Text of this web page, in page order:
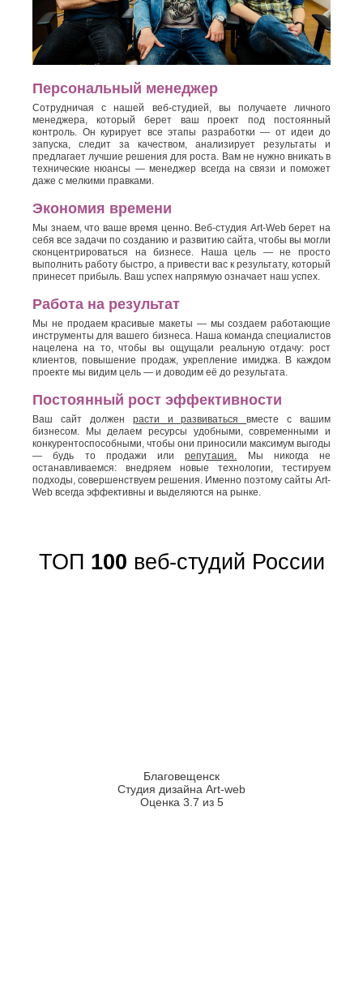
Персональный менеджер
Сотрудничая с нашей веб-студией, вы получаете личного
менеджера, который берет ваш проект под постоянный
контроль. Он курирует все этапы разработки — от идеи до
запуска, следит за качеством, анализирует результаты и
предлагает лучшие решения для роста. Вам не нужно вникать в
технические нюансы — менеджер всегда на связи и поможет
даже с мелкими правками.
Экономия времени
Мы знаем, что ваше время ценно. Веб-студия Art-Web берет на
себя все задачи по созданию и развитию сайта, чтобы вы могли
сконцентрироваться на бизнесе. Наша цель — не просто
выполнить работу быстро, а привести вас к результату, который
принесет прибыль. Ваш успех напрямую означает наш успех.
Работа на результат
Мы не продаем красивые макеты — мы создаем работающие
инструменты для вашего бизнеса. Наша команда специалистов
нацелена на то, чтобы вы ощущали реальную отдачу: рост
клиентов, повышение продаж, укрепление имиджа. В каждом
проекте мы видим цель — и доводим её до результата.
Постоянный рост эффективности
Ваш сайт должен расти и развиватьсявместе с вашим
бизнесом. Мы делаем ресурсы удобными, современными и
конкурентоспособными, чтобы они приносили максимум выгоды
— будь то продажи илирепутация. Мы никогда не
останавливаемся: внедряем новые технологии, тестируем
подходы, совершенствуем решения. Именно поэтому сайты Art-
Web всегда эффективны и выделяются на рынке.
ТОП 100 веб-студий России
Благовещенск
Студия дизайна Art-web
Оценка 3.7 из 5